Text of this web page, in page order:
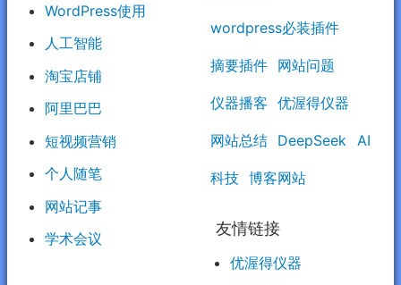
WordPress使用
人工智能
淘宝店铺
阿里巴巴
短视频营销
个人随笔
网站记事
学术会议
wordpress必装插件
摘要插件 网站问题
仪器播客 优渥得仪器
网站总结 DeepSeek AI
科技 博客网站
友情链接
优渥得仪器